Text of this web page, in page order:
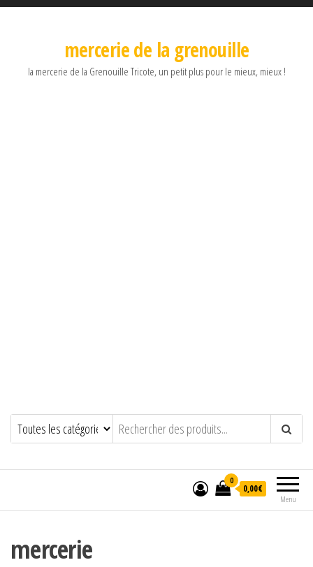
mercerie de la grenouille
la mercerie de la Grenouille Tricote, un petit plus pour le mieux, mieux !
Menu
0
0,00€
mercerie